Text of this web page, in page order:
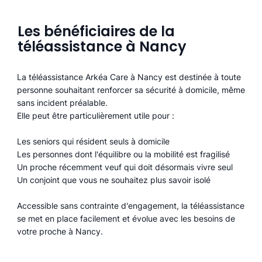
Les bénéficiaires de la
téléassistance à Nancy
La téléassistance Arkéa Care à Nancy est destinée à toute
personne souhaitant renforcer sa sécurité à domicile, même
sans incident préalable.
Elle peut être particulièrement utile pour :
Les seniors qui résident seuls à domicile
Les personnes dont l'équilibre ou la mobilité est fragilisé
Un proche récemment veuf qui doit désormais vivre seul
Un conjoint que vous ne souhaitez plus savoir isolé
Accessible sans contrainte d'engagement, la téléassistance
se met en place facilement et évolue avec les besoins de
votre proche à Nancy.